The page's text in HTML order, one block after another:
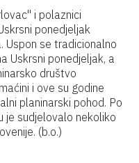
i polaznici
ponedjeljak
Uspon se tradicionalno
Uskrsni ponedjeljak, a
društvo
i ove su godine
planinarski pohod. Po
je sudjelovalo nekoliko
(b.o.)